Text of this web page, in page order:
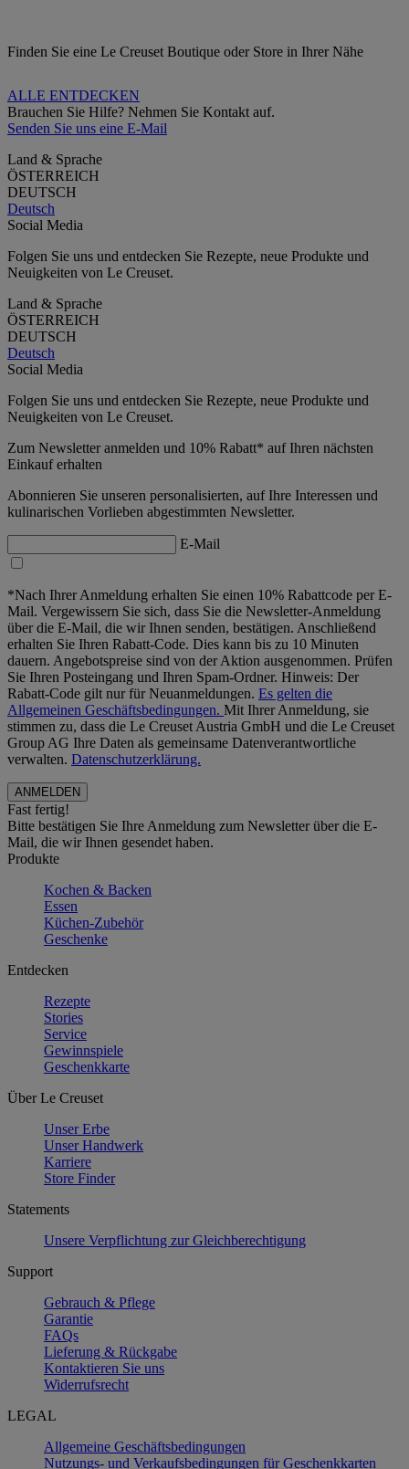
Finden Sie eine Le Creuset Boutique oder Store in Ihrer Nähe
ALLE ENTDECKEN
Brauchen Sie Hilfe? Nehmen Sie Kontakt auf.
Senden Sie uns eine E-Mail
Land & Sprache
ÖSTERREICH
DEUTSCH
Deutsch
Social Media
Folgen Sie uns und entdecken Sie Rezepte, neue Produkte und
Neuigkeiten von Le Creuset.
Land & Sprache
ÖSTERREICH
DEUTSCH
Deutsch
Social Media
Folgen Sie uns und entdecken Sie Rezepte, neue Produkte und
Neuigkeiten von Le Creuset.
Zum Newsletter anmelden und 10% Rabatt* auf Ihren nächsten
Einkauf erhalten
Abonnieren Sie unseren personalisierten, auf Ihre Interessen und
kulinarischen Vorlieben abgestimmten Newsletter.
E-Mail
*Nach Ihrer Anmeldung erhalten Sie einen 10% Rabattcode per E-
Mail. Vergewissern Sie sich, dass Sie die Newsletter-Anmeldung
über die E-Mail, die wir Ihnen senden, bestätigen. Anschließend
erhalten Sie Ihren Rabatt-Code. Dies kann bis zu 10 Minuten
dauern. Angebotspreise sind von der Aktion ausgenommen. Prüfen
Sie Ihren Posteingang und Ihren Spam-Ordner. Hinweis: Der
Rabatt-Code gilt nur für Neuanmeldungen. Es gelten die
Allgemeinen Geschäftsbedingungen. Mit Ihrer Anmeldung, sie
stimmen zu, dass die Le Creuset Austria GmbH und die Le Creuset
Group AG Ihre Daten als gemeinsame Datenverantwortliche
verwalten. Datenschutzerklärung.
Fast fertig!
Bitte bestätigen Sie Ihre Anmeldung zum Newsletter über die E-
Mail, die wir Ihnen gesendet haben.
Produkte
Kochen & Backen
Essen
Küchen-Zubehör
Geschenke
Entdecken
Rezepte
Stories
Service
Gewinnspiele
Geschenkkarte
Über Le Creuset
Unser Erbe
Unser Handwerk
Karriere
Store Finder
Statements
Unsere Verpflichtung zur Gleichberechtigung
Support
Gebrauch & Pflege
Garantie
FAQs
Lieferung & Rückgabe
Kontaktieren Sie uns
Widerrufsrecht
LEGAL
Allgemeine Geschäftsbedingungen
Nutzungs- und Verkaufsbedingungen für Geschenkkarten